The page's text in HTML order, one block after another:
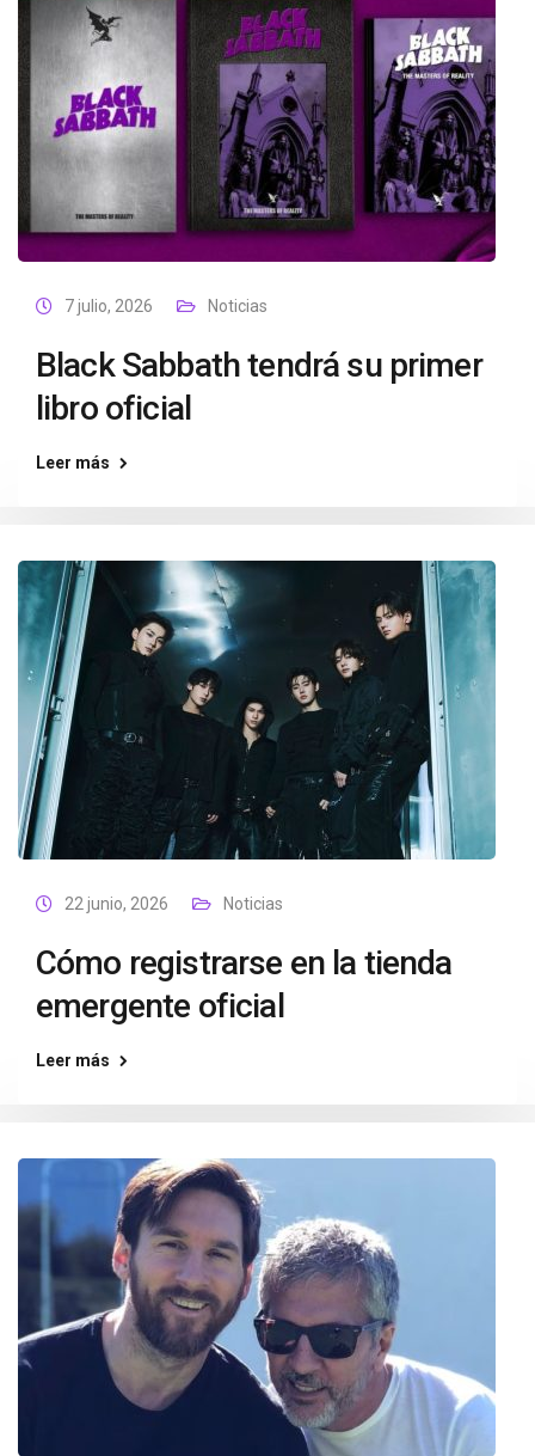
7 julio, 2026 Noticias
Black Sabbath tendrá su primer
libro oficial
Leer más
22 junio, 2026 Noticias
Cómo registrarse en la tienda
emergente oficial
Leer más